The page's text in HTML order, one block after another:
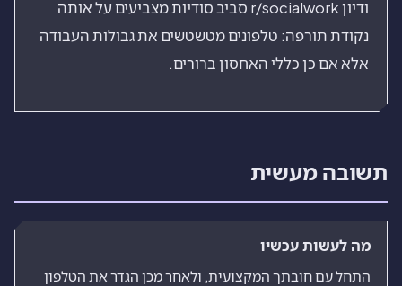
ודיון r/socialwork סביב סודיות מצביעים על אותה
נקודת תורפה: טלפונים מטשטשים את גבולות העבודה
אלא אם כן כללי האחסון ברורים.
תשובה מעשית
מה לעשות עכשיו
התחל עם חובתך המקצועית, ולאחר מכן הגדר את הטלפון